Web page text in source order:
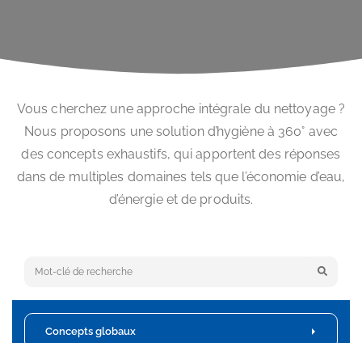
Vous cherchez une approche intégrale du nettoyage ?
Nous proposons une solution d’hygiène à 360° avec
des concepts exhaustifs, qui apportent des réponses
dans de multiples domaines tels que l’économie d’eau,
d’énergie et de produits.
Keyword search
Concepts globaux